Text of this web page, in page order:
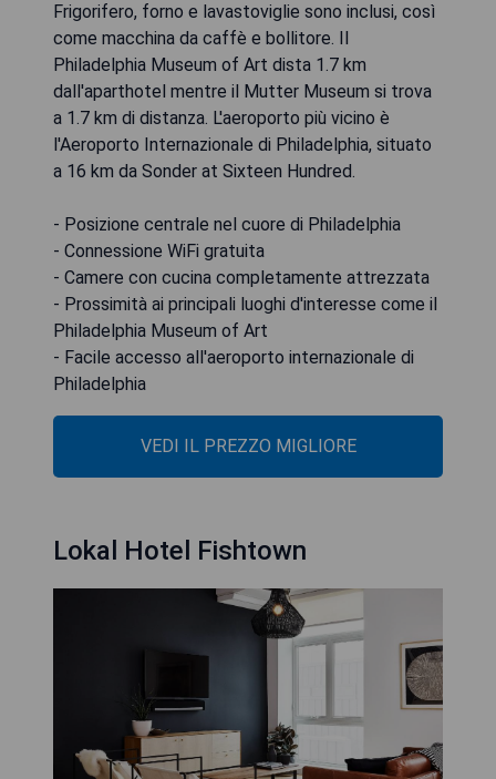
Frigorifero, forno e lavastoviglie sono inclusi, così
come macchina da caffè e bollitore. Il
Philadelphia Museum of Art dista 1.7 km
dall'aparthotel mentre il Mutter Museum si trova
a 1.7 km di distanza. L'aeroporto più vicino è
l'Aeroporto Internazionale di Philadelphia, situato
a 16 km da Sonder at Sixteen Hundred.
- Posizione centrale nel cuore di Philadelphia
- Connessione WiFi gratuita
- Camere con cucina completamente attrezzata
- Prossimità ai principali luoghi d'interesse come il
Philadelphia Museum of Art
- Facile accesso all'aeroporto internazionale di
Philadelphia
VEDI IL PREZZO MIGLIORE
Lokal Hotel Fishtown